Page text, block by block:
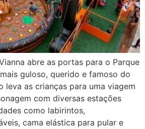
abre as portas para o Parque
guloso, querido e famoso do
leva as crianças para uma viagem
com diversas estações
como labirintos,
cama elástica para pular e